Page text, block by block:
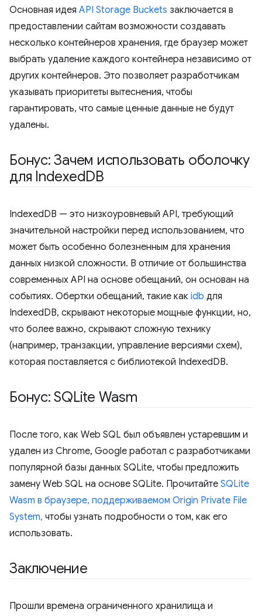
Основная идея API Storage Buckets заключается в
предоставлении сайтам возможности создавать
несколько контейнеров хранения, где браузер может
выбрать удаление каждого контейнера независимо от
других контейнеров. Это позволяет разработчикам
указывать приоритеты вытеснения, чтобы
гарантировать, что самые ценные данные не будут
удалены.
Бонус: Зачем использовать оболочку
для IndexedDB
IndexedDB — это низкоуровневый API, требующий
значительной настройки перед использованием, что
может быть особенно болезненным для хранения
данных низкой сложности. В отличие от большинства
современных API на основе обещаний, он основан на
событиях. Обертки обещаний, такие как idb для
IndexedDB, скрывают некоторые мощные функции, но,
что более важно, скрывают сложную технику
(например, транзакции, управление версиями схем),
которая поставляется с библиотекой IndexedDB.
Бонус: SQLite Wasm
После того, как Web SQL был объявлен устаревшим и
удален из Chrome, Google работал с разработчиками
популярной базы данных SQLite, чтобы предложить
замену Web SQL на основе SQLite. Прочитайте SQLite
Wasm в браузере, поддерживаемом Origin Private File
System, чтобы узнать подробности о том, как его
использовать.
Заключение
Прошли времена ограниченного хранилища и